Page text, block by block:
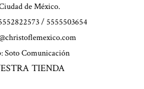
de México.
/ 5555503654
Soto Comunicación
TIENDA